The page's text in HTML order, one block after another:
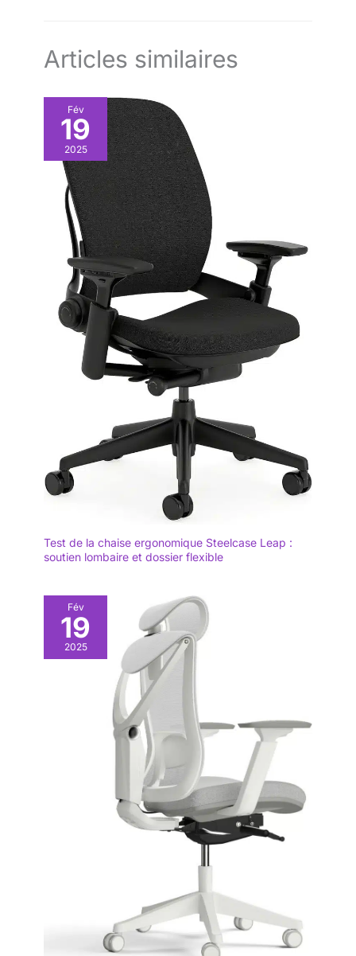
Articles similaires
Fév
19
2025
Test de la chaise ergonomique Steelcase Leap :
soutien lombaire et dossier flexible
Fév
19
2025